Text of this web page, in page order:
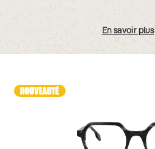
En savoir plus